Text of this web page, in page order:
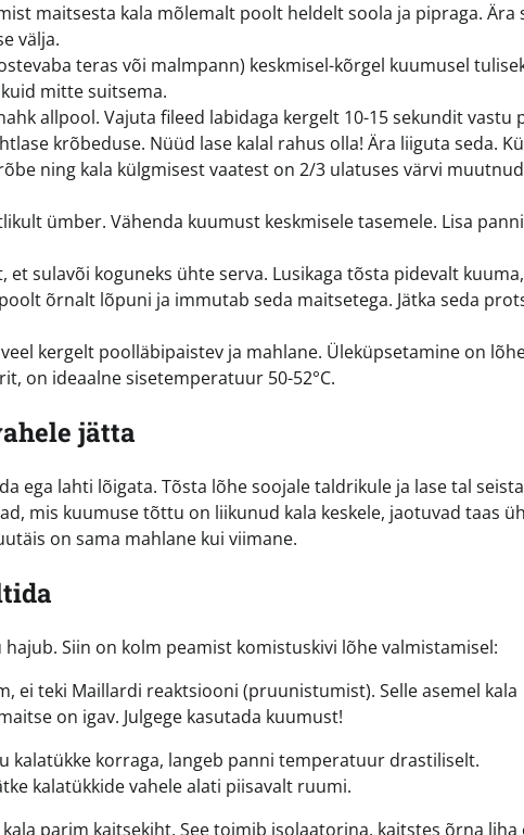
maitsesta kala mõlemalt poolt heldelt soola ja pipraga. Ära
välja.
teras või malmpann) keskmisel-kõrgel kuumusel
mitte suitsema.
allpool. Vajuta fileed labidaga kergelt 10-15 sekundit vastu
krõbeduse. Nüüd lase kalal rahus olla! Ära liiguta seda.
ning kala külgmisest vaatest on 2/3 ulatuses värvi muutnud
ümber. Vähenda kuumust keskmisele tasemele. Lisa
et sulavõi koguneks ühte serva. Lusikaga tõsta pidevalt kuuma,
õrnalt lõpuni ja immutab seda maitsetega. Jätka seda
kergelt poolläbipaistev ja mahlane. Üleküpsetamine on
on ideaalne sisetemperatuur 50-52°C.
jätta
ega lahti lõigata. Tõsta lõhe soojale taldrikule ja lase tal
mis kuumuse tõttu on liikunud kala keskele, jaotuvad taas
on sama mahlane kui viimane.
Siin on kolm peamist komistuskivi lõhe valmistamisel:
ei teki Maillardi reaktsiooni (pruunistumist). Selle asemel kala
on igav. Julgege kasutada kuumust!
kalatükke korraga, langeb panni temperatuur drastiliselt.
kalatükkide vahele alati piisavalt ruumi.
parim kaitsekiht. See toimib isolaatorina, kaitstes õrna liha